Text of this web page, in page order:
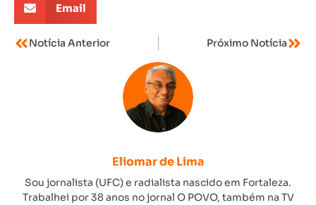
Email
Notícia Anterior Próximo Notícia
Eliomar de Lima
Sou jornalista (UFC) e radialista nascido em Fortaleza.
Trabalhei por 38 anos no jornal O POVO, também na TV